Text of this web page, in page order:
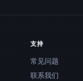
支持
常见问题
联系我们